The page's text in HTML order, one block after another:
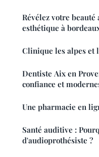
Révélez votre
esthétique à
Clinique les alpes et
Dentiste Aix en
confiance et
Une pharmacie en
Santé auditive :
d'audioprothésiste ?